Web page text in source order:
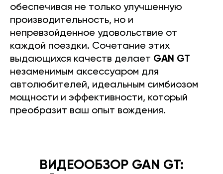
обеспечивая не только улучшенную
производительность, но и
непревзойденное удовольствие от
каждой поездки. Сочетание этих
выдающихся качеств делает GAN GT
незаменимым аксессуаром для
автолюбителей, идеальным симбиозом
мощности и эффективности, который
преобразит ваш опыт вождения.
ВИДЕООБЗОР GAN GT: